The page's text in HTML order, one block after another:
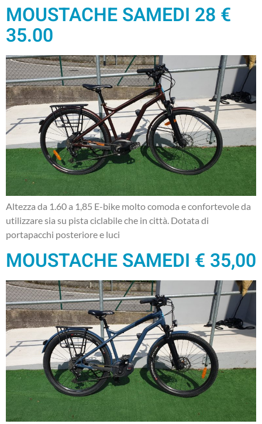
MOUSTACHE SAMEDI 28 €
35.00
Altezza da 1.60 a 1,85 E-bike molto comoda e confortevole da
utilizzare sia su pista ciclabile che in città. Dotata di
portapacchi posteriore e luci
MOUSTACHE SAMEDI € 35,00